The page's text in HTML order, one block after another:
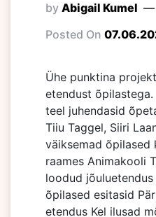
by Abigail Kumel
Posted On
Ühe punktina
etendust
teel juhendasid
Tiiu Taggel, Siiri
väiksemad õpilased
raames Animakooli
loodud jõuluetendus
õpilased esitasid
etendus Kel ilusad